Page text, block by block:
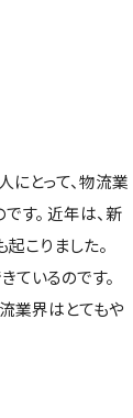
とって、物流業
す。 近年は、新
こりました。
いるのです。
業界はとてもや